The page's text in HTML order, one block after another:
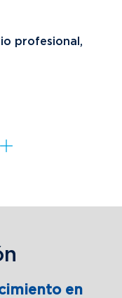
profesional,
en